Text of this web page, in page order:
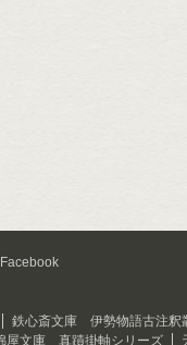
Facebook
鉄心斎文庫 伊勢物語古注釈
屋文庫 真蹟掛軸シリーズ